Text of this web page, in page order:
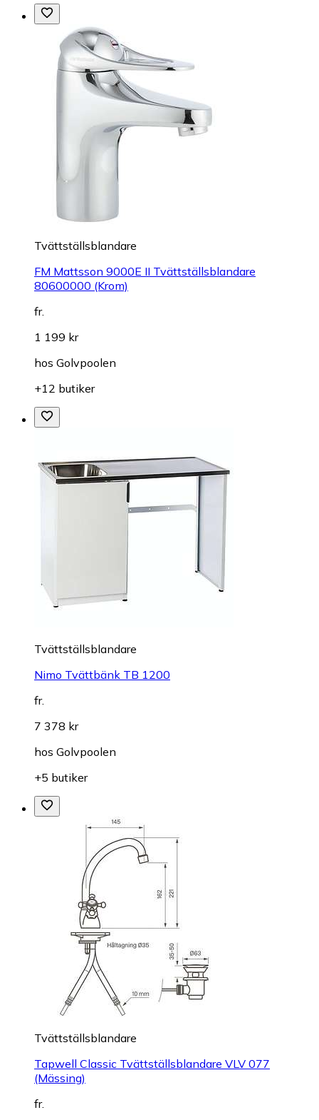
Tvättställsblandare
FM Mattsson 9000E II Tvättställsblandare
80600000 (Krom)
fr.
1 199 kr
hos Golvpoolen
+12 butiker
Tvättställsblandare
Nimo Tvättbänk TB 1200
fr.
7 378 kr
hos Golvpoolen
+5 butiker
Tvättställsblandare
Tapwell Classic Tvättställsblandare VLV 077
(Mässing)
fr.